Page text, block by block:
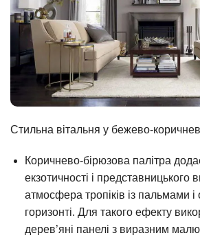
Стильна вітальня у бежево-
Коричнево-бірюзова палітра
екзотичності і представницького
атмосфера тропіків із пальмами
горизонті. Для такого ефекту
дерев’яні панелі з виразним